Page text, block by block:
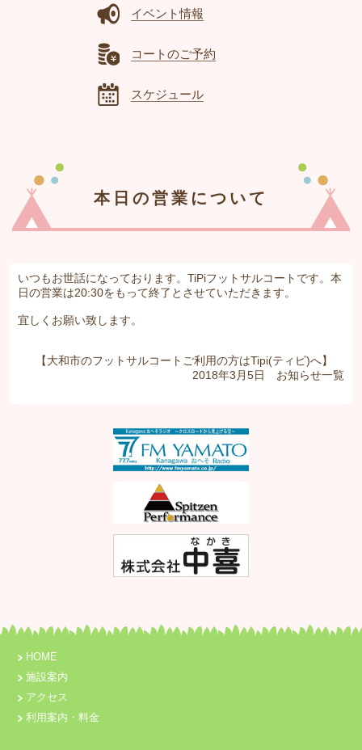
イベント情報
コートのご予約
スケジュール
本日の営業について
いつもお世話になっております。TiPiフットサルコートです。本
日の営業は20:30をもって終了とさせていただきます。
宜しくお願い致します。
【大和市のフットサルコートご利用の方はTipi(ティピ)へ】
2018年3月5日 お知らせ一覧
HOME
施設案内
アクセス
利用案内・料金